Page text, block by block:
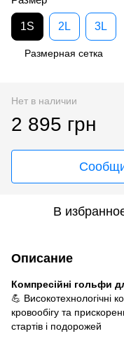
1S 2L 3L
Размерная сетка
Нет в наличии
2 895 грн
В
Описание
Компресійні гольфи
💪 Високотехнологічні
кровообігу та
стартів і подорожей